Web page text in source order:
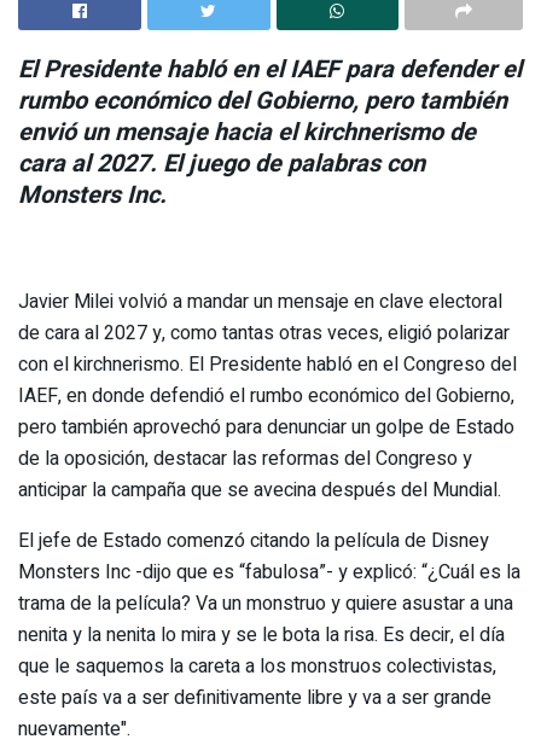
El Presidente habló en el IAEF para defender el
rumbo económico del Gobierno, pero también
envió un mensaje hacia el kirchnerismo de
cara al 2027. El juego de palabras con
Monsters Inc.
Javier Milei volvió a mandar un mensaje en clave electoral
de cara al 2027 y, como tantas otras veces, eligió polarizar
con el kirchnerismo. El Presidente habló en el Congreso del
IAEF, en donde defendió el rumbo económico del Gobierno,
pero también aprovechó para denunciar un golpe de Estado
de la oposición, destacar las reformas del Congreso y
anticipar la campaña que se avecina después del Mundial.
El jefe de Estado comenzó citando la película de Disney
Monsters Inc -dijo que es “fabulosa”- y explicó: “¿Cuál es la
trama de la película? Va un monstruo y quiere asustar a una
nenita y la nenita lo mira y se le bota la risa. Es decir, el día
que le saquemos la careta a los monstruos colectivistas,
este país va a ser definitivamente libre y va a ser grande
nuevamente".